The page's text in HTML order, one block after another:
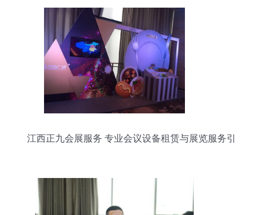
江西正九会展服务 专业会议设备租赁与展览服务引